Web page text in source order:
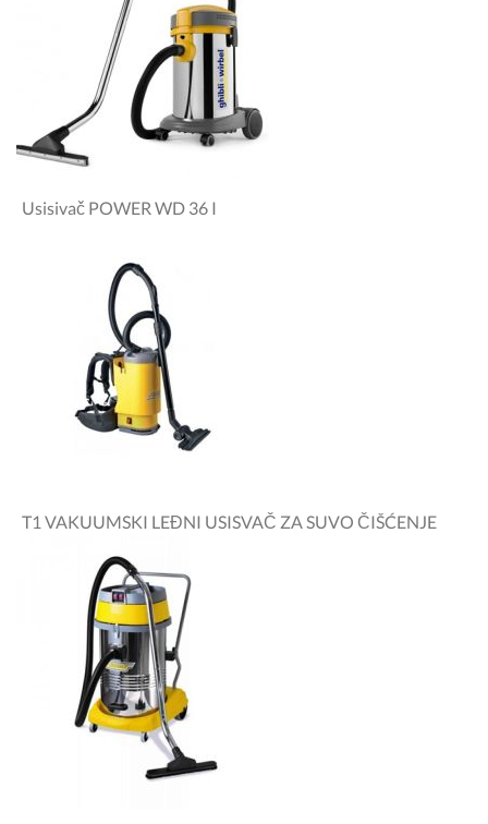
Usisivač POWER WD 36 I
T1 VAKUUMSKI LEĐNI USISVAČ ZA SUVO ČIŠĆENJE